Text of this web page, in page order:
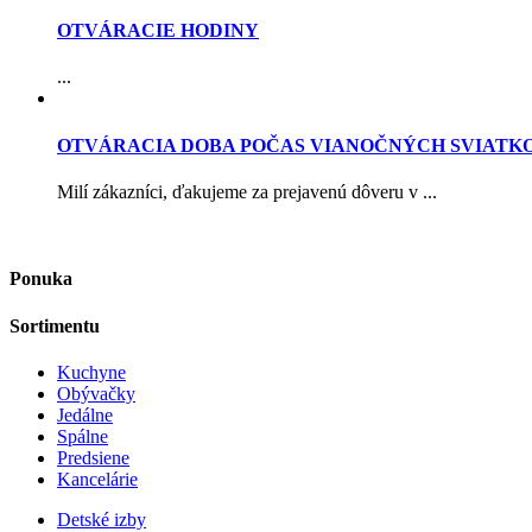
OTVÁRACIE HODINY
...
OTVÁRACIA DOBA POČAS VIANOČNÝCH
Milí zákazníci, ďakujeme za prejavenú dôveru v ...
Ponuka
Sortimentu
Kuchyne
Obývačky
Jedálne
Spálne
Predsiene
Kancelárie
Detské izby